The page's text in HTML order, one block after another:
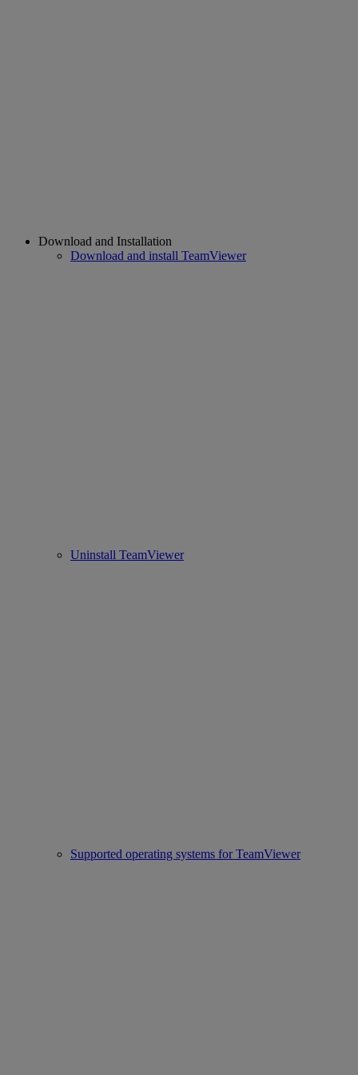
Download and Installation
Download and install TeamViewer
Uninstall TeamViewer
Supported operating systems for TeamViewer